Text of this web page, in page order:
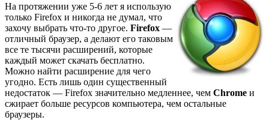
На протяжении уже 5-6 лет я использую
только Firefox и никогда не думал, что
захочу выбрать что-то другое. Firefox —
отличный браузер, а делают его таковым
все те тысячи расширений, которые
каждый может скачать бесплатно.
Можно найти расширение для чего
угодно. Есть лишь один существенный
недостаток — Firefox значительно медленнее, чем Chrome и
сжирает больше ресурсов компьютера, чем остальные
браузеры.